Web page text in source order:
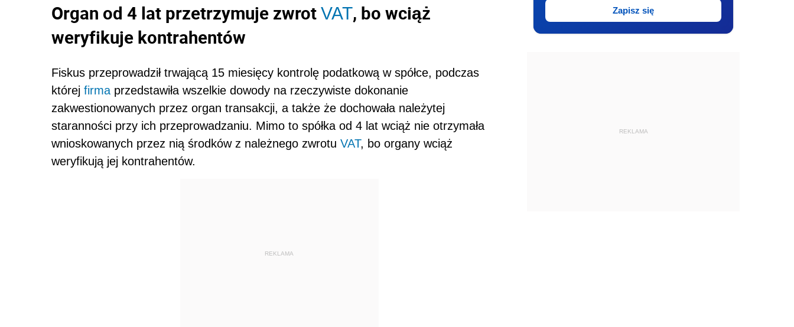
Organ od 4 lat przetrzymuje zwrot VAT, bo wciąż
weryfikuje kontrahentów
Fiskus przeprowadził trwającą 15 miesięcy kontrolę podatkową w spółce, podczas
której firma przedstawiła wszelkie dowody na rzeczywiste dokonanie
zakwestionowanych przez organ transakcji, a także że dochowała należytej
staranności przy ich przeprowadzaniu. Mimo to spółka od 4 lat wciąż nie otrzymała
wnioskowanych przez nią środków z należnego zwrotu VAT, bo organy wciąż
weryfikują jej kontrahentów.
REKLAMA
Zapisz się
REKLAMA